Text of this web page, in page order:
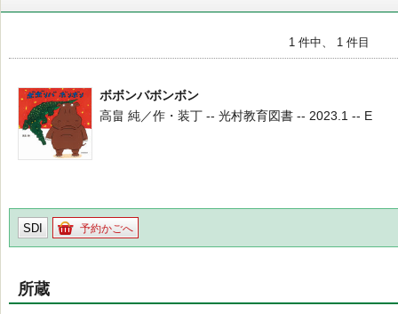
1 件中、 1 件目
ボボンバボンボン
高畠 純／作・装丁 -- 光村教育図書 -- 2023.1 -- E
SDI 予約かごへ
所蔵